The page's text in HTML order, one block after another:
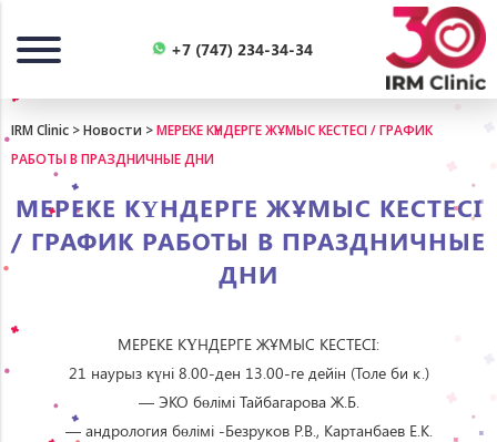
+7 (747) 234-34-34
IRM Clinic >Новости >МЕРЕКЕ КҮНДЕРГЕ ЖҰМЫС КЕСТЕСІ / ГРАФИК
РАБОТЫ В ПРАЗДНИЧНЫЕ ДНИ
МЕРЕКЕ КҮНДЕРГЕ ЖҰМЫС КЕСТЕСІ
/ ГРАФИК РАБОТЫ В ПРАЗДНИЧНЫЕ
ДНИ
МЕРЕКЕ КҮНДЕРГЕ ЖҰМЫС КЕСТЕСІ:
21 наурыз күні 8.00-ден 13.00-ге дейін (Толе би к.)
— ЭКО бөлімі Тайбагарова Ж.Б.
— андрология бөлімі -Безруков Р.В., Картанбаев Е.К.